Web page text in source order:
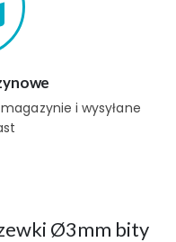
i wysyłane
Ø3mm bity